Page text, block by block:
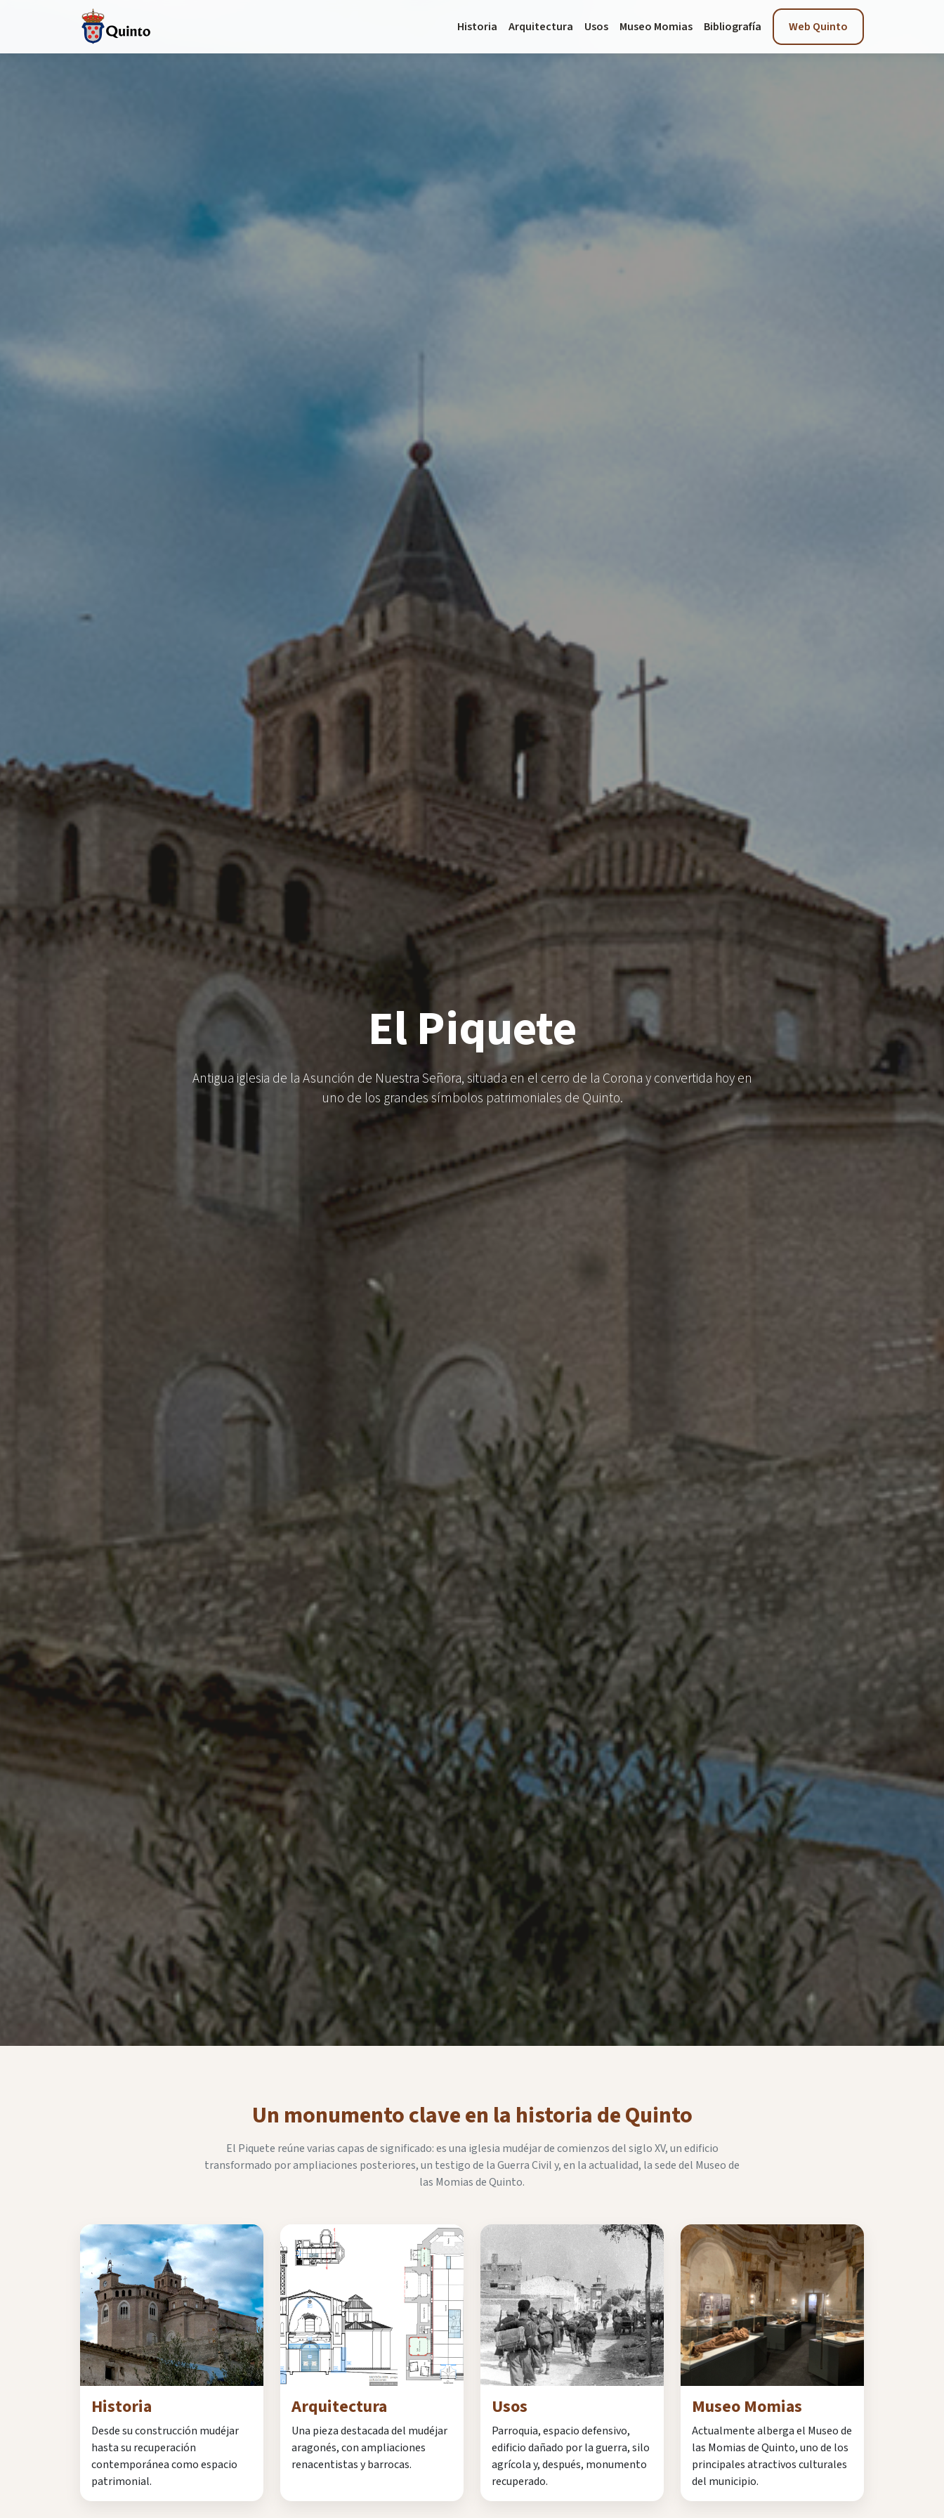
Historia Arquitectura Usos Museo Momias Bibliografía Web Quinto
El Piquete
Antigua iglesia de la Asunción de Nuestra Señora, situada en el cerro de la Corona y convertida hoy en
uno de los grandes símbolos patrimoniales de Quinto.
Un monumento clave en la historia de Quinto
El Piquete reúne varias capas de significado: es una iglesia mudéjar de comienzos del siglo XV, un edificio
transformado por ampliaciones posteriores, un testigo de la Guerra Civil y, en la actualidad, la sede del Museo de
las Momias de Quinto.
Historia
Desde su construcción mudéjar
hasta su recuperación
contemporánea como espacio
patrimonial.
Arquitectura
Una pieza destacada del mudéjar
aragonés, con ampliaciones
renacentistas y barrocas.
Usos
Parroquia, espacio defensivo,
edificio dañado por la guerra, silo
agrícola y, después, monumento
recuperado.
Museo Momias
Actualmente alberga el Museo de
las Momias de Quinto, uno de los
principales atractivos culturales
del municipio.